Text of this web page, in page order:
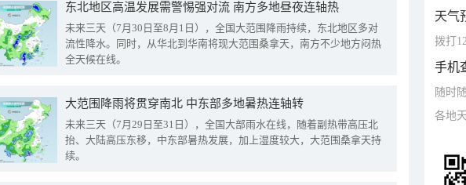
东北地区高温发展需警惕强对流 南方多地昼夜连轴热
未来三天（7月30日至8月1日），全国大范围降雨持续，东北地区多对
流性降水。同时，从华北到华南将现大范围桑拿天，南方不少地方闷热
全天候在线。
大范围降雨将贯穿南北 中东部多地暑热连轴转
未来三天（7月29日至31日），全国大部雨水在线，随着副热带高压北
抬、大陆高压东移，中东部暑热发展，加上湿度较大，大范围桑拿天持
续。
天气
拨打
手机
随时
各地